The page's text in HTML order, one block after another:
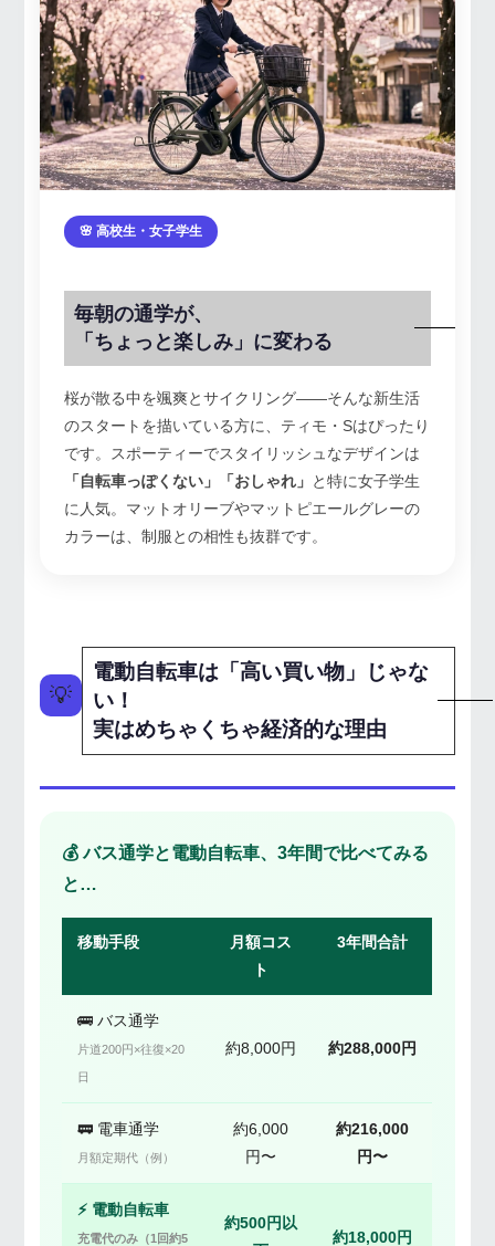
🌸 高校生・女子学生
毎朝の通学が、
「ちょっと楽しみ」に変わる
桜が散る中を颯爽とサイクリング——そんな新生活
のスタートを描いている方に、ティモ・Sはぴったり
です。スポーティーでスタイリッシュなデザインは
「自転車っぽくない」「おしゃれ」 と特に女子学生
に人気。マットオリーブやマットピエールグレーの
カラーは、制服との相性も抜群です。
💡
電動自転車は「高い買い物」じゃな
い！
実はめちゃくちゃ経済的な理由
💰 バス通学と電動自転車、3年間で比べてみる
と…
移動手段
月額コス
ト
3年間合計
🚌 バス通学
片道200円×往復×20
日
約8,000円 約288,000円
🚃 電車通学
月額定期代（例）
約6,000
円〜
約216,000
円〜
⚡ 電動自転車
充電代のみ（1回約5
約500円以
約18,000円